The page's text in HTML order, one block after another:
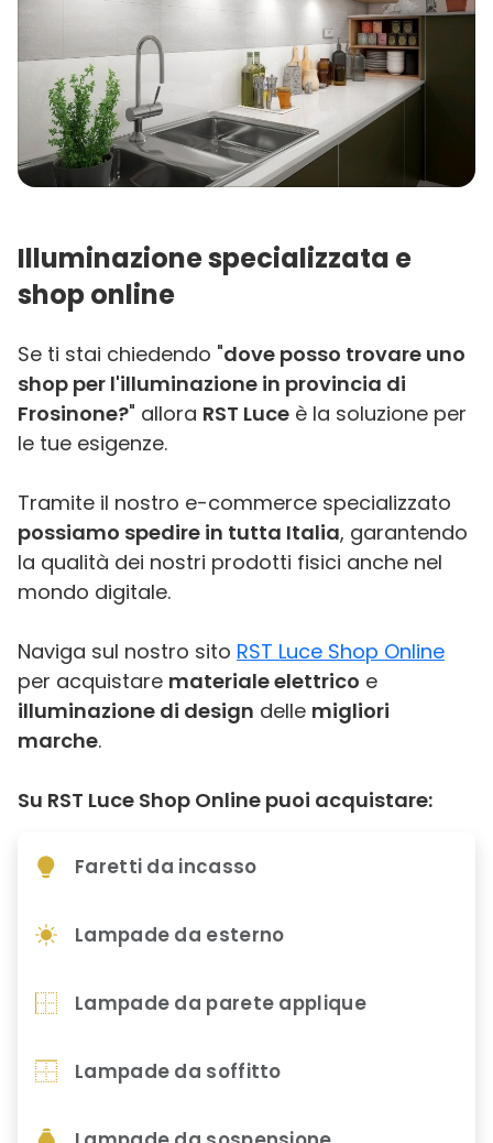
Illuminazione specializzata e
shop online
Se ti stai chiedendo "dove posso trovare uno
shop per l'illuminazione in provincia di
Frosinone?" allora RST Luce è la soluzione per
le tue esigenze.
Tramite il nostro e-commerce specializzato
possiamo spedire in tutta Italia, garantendo
la qualità dei nostri prodotti fisici anche nel
mondo digitale.
Naviga sul nostro sito RST Luce Shop Online
per acquistare materiale elettrico e
illuminazione di design delle migliori
marche.
Su RST Luce Shop Online puoi acquistare:
Faretti da incasso
Lampade da esterno
Lampade da parete applique
Lampade da soffitto